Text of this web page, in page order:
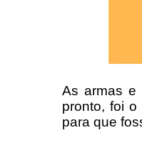
As armas e
pronto, foi
para que